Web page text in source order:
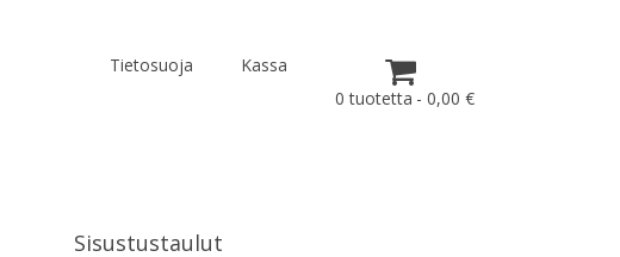
Tietosuoja
Kassa
0 tuotetta
0,00 €
Sisustustaulut